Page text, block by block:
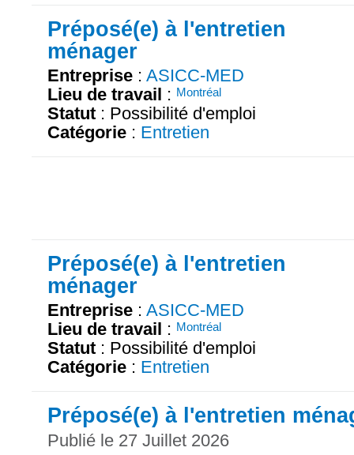
Préposé(e) à l'entretien
ménager
Entreprise : ASICC-MED
Lieu de travail : Montréal
Statut : Possibilité d'emploi
Catégorie : Entretien
Préposé(e) à l'entretien
ménager
Entreprise : ASICC-MED
Lieu de travail : Montréal
Statut : Possibilité d'emploi
Catégorie : Entretien
Préposé(e) à l'entretien
Publié le 27 Juillet 2026